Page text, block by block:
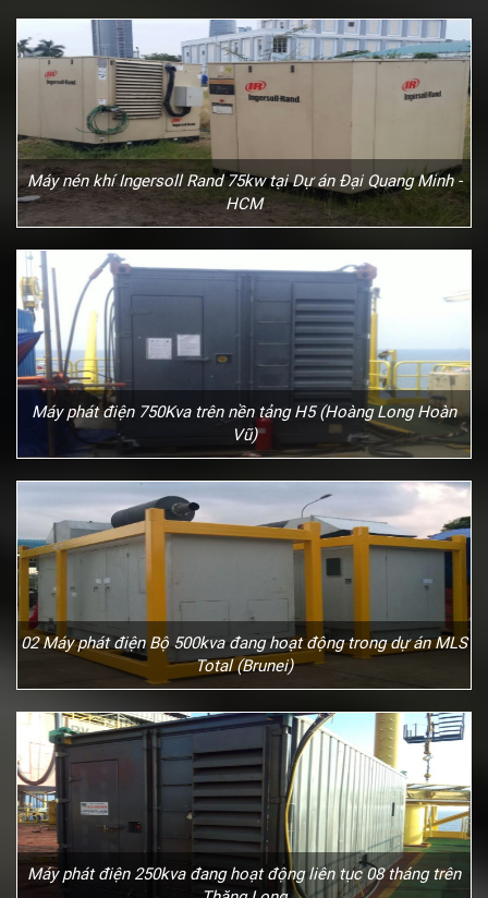
Máy nén khí Ingersoll Rand 75kw tại Dự án Đại Quang Minh -
HCM
Máy phát điện 750Kva trên nền tảng H5 (Hoàng Long Hoàn
Vũ)
02 Máy phát điện Bộ 500kva đang hoạt động trong dự án MLS
Total (Brunei)
Máy phát điện 250kva đang hoạt động liên tục 08 tháng trên